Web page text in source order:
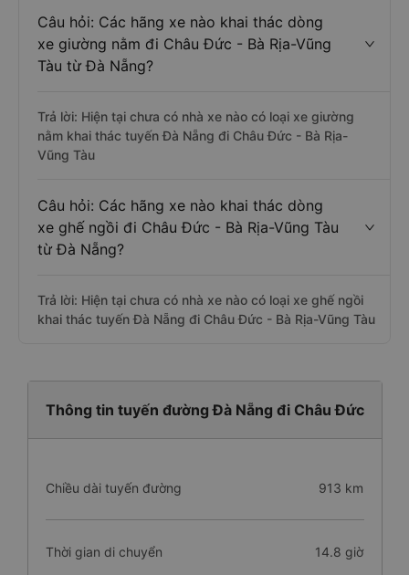
Câu hỏi: Các hãng xe nào khai thác dòng
xe giường nằm đi Châu Đức - Bà Rịa-Vũng
Tàu từ Đà Nẵng?
Trả lời: Hiện tại chưa có nhà xe nào có loại xe giường
nằm khai thác tuyến Đà Nẵng đi Châu Đức - Bà Rịa-
Vũng Tàu
Câu hỏi: Các hãng xe nào khai thác dòng
xe ghế ngồi đi Châu Đức - Bà Rịa-Vũng Tàu
từ Đà Nẵng?
Trả lời: Hiện tại chưa có nhà xe nào có loại xe ghế ngồi
khai thác tuyến Đà Nẵng đi Châu Đức - Bà Rịa-Vũng Tàu
Thông tin tuyến đường Đà Nẵng đi Châu Đức
Chiều dài tuyến đường 913 km
Thời gian di chuyển 14.8 giờ